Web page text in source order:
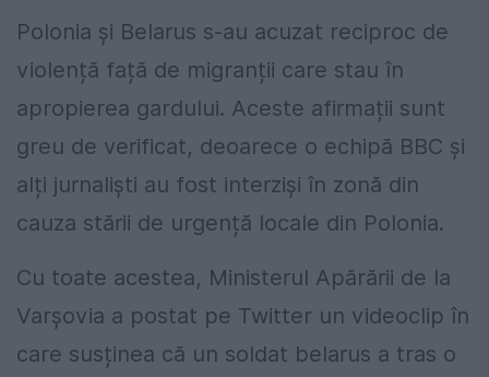
Polonia și Belarus s-au acuzat reciproc de
violență față de migranții care stau în
apropierea gardului. Aceste afirmații sunt
greu de verificat, deoarece o echipă BBC și
alți jurnaliști au fost interziși în zonă din
cauza stării de urgență locale din Polonia.
Cu toate acestea, Ministerul Apărării de la
Varșovia a postat pe Twitter un videoclip în
care susținea că un soldat belarus a tras o